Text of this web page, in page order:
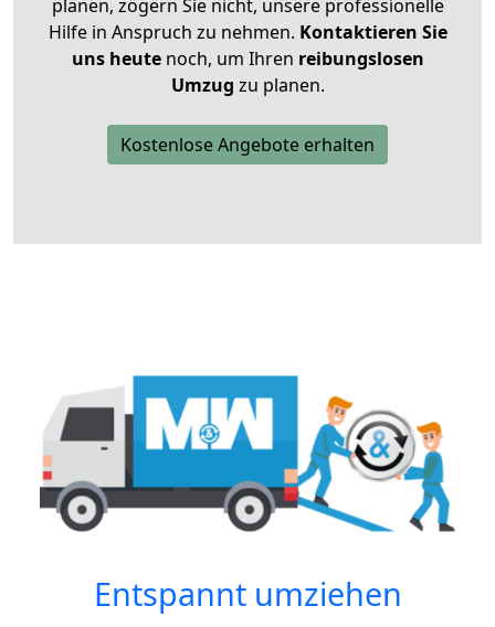
planen, zögern Sie nicht, unsere professionelle
Hilfe in Anspruch zu nehmen. Kontaktieren Sie
uns heutenoch, um Ihren reibungslosen
Umzug zu planen.
Kostenlose Angebote erhalten
Entspannt umziehen